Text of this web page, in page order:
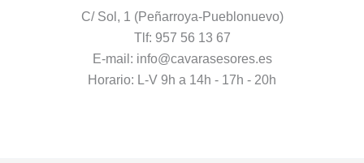
C/ Sol, 1 (Peñarroya-Pueblonuevo)
Tlf: 957 56 13 67
E-mail: info@cavarasesores.es
Horario: L-V 9h a 14h - 17h - 20h